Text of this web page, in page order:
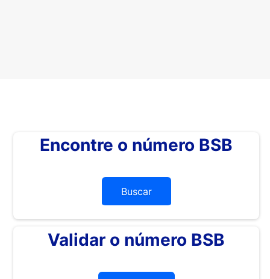
Encontre o número BSB
Buscar
Validar o número BSB